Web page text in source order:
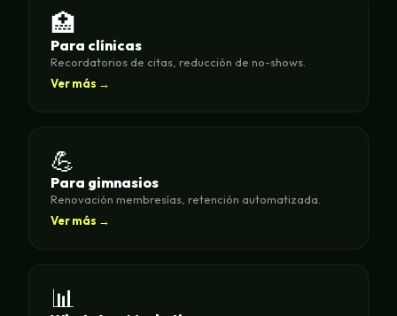
🏥
Para clínicas
Recordatorios de citas, reducción de no-shows.
Ver más →
💪
Para gimnasios
Renovación membresías, retención automatizada.
Ver más →
📊